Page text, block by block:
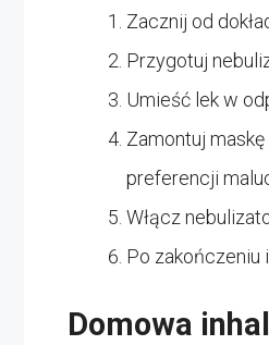
Zacznij od
Przygotuj
Umieść lek w
Zamontuj
preferencji
Włącz
Po zakończeniu
Domowa